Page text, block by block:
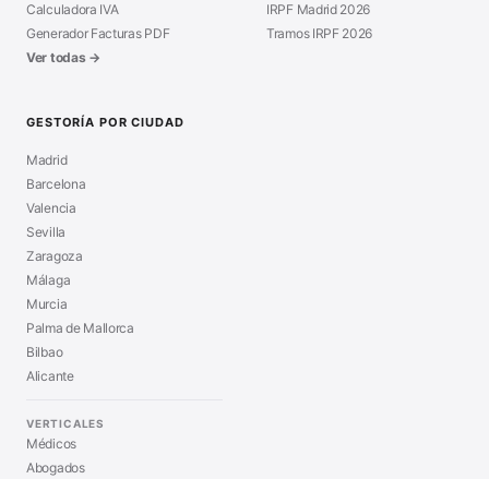
Calculadora IVA
Generador Facturas PDF
Ver todas →
IRPF Madrid 2026
Tramos IRPF 2026
GESTORÍA POR CIUDAD
Madrid
Barcelona
Valencia
Sevilla
Zaragoza
Málaga
Murcia
Palma de Mallorca
Bilbao
Alicante
VERTICALES
Médicos
Abogados